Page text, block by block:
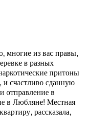
многие из вас правы,
в разных
притоны
и счастливо сданную
отправление в
в Любляне! Местная
рассказала,